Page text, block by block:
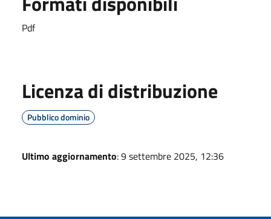
Pdf
Licenza di distribuzione
Pubblico dominio
Ultimo aggiornamento: 9 settembre 2025, 12:36